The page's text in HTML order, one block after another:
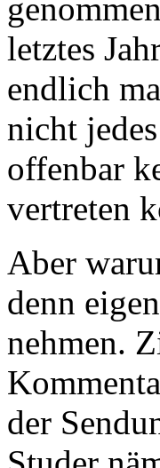
letztes
endlich
nicht
offenbar
vertreten
Aber
denn
nehmen.
der